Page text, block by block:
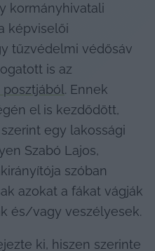
kormányhivatali
képviselői
tűzvédelmi védősáv
is az
. Ennek
el is kezdődött,
egy lakossági
Szabó Lajos,
szóban
azokat a fákat vágják
és/vagy veszélyesek.
ki, hiszen szerinte